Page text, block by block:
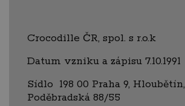
Crocodille ČR, spol. s r.o.k
Datum vzniku a zápisu 7.10.1991
Sídlo 198 00 Praha 9, Hloubětín,
Poděbradská 88/55